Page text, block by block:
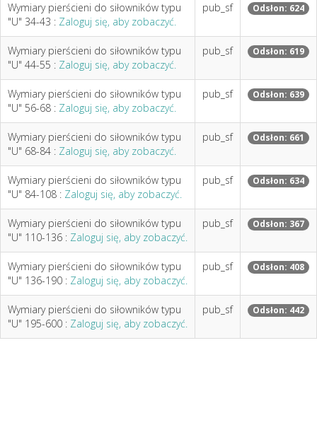
Wymiary pierścieni do siłowników typu
"U" 34-43 : Zaloguj się, aby zobaczyć.
pub_sf Odsłon: 624
Wymiary pierścieni do siłowników typu
"U" 44-55 : Zaloguj się, aby zobaczyć.
pub_sf Odsłon: 619
Wymiary pierścieni do siłowników typu
"U" 56-68 : Zaloguj się, aby zobaczyć.
pub_sf Odsłon: 639
Wymiary pierścieni do siłowników typu
"U" 68-84 : Zaloguj się, aby zobaczyć.
pub_sf Odsłon: 661
Wymiary pierścieni do siłowników typu
"U" 84-108 : Zaloguj się, aby zobaczyć.
pub_sf Odsłon: 634
Wymiary pierścieni do siłowników typu
"U" 110-136 : Zaloguj się, aby zobaczyć.
pub_sf Odsłon: 367
Wymiary pierścieni do siłowników typu
"U" 136-190 : Zaloguj się, aby zobaczyć.
pub_sf Odsłon: 408
Wymiary pierścieni do siłowników typu
"U" 195-600 : Zaloguj się, aby zobaczyć.
pub_sf Odsłon: 442